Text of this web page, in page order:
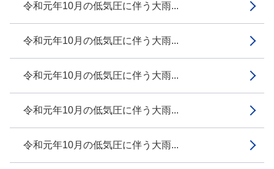
令和元年10月の低気圧に伴う大雨...
令和元年10月の低気圧に伴う大雨...
令和元年10月の低気圧に伴う大雨...
令和元年10月の低気圧に伴う大雨...
令和元年10月の低気圧に伴う大雨...